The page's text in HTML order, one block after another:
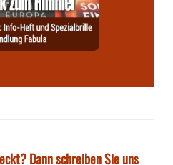
Dann schreiben Sie uns